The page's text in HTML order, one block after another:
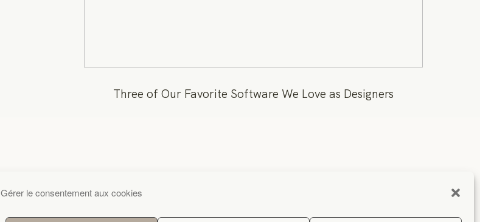
Gérer le consentement aux cookies
Three of Our Favorite Software We Love as Designers